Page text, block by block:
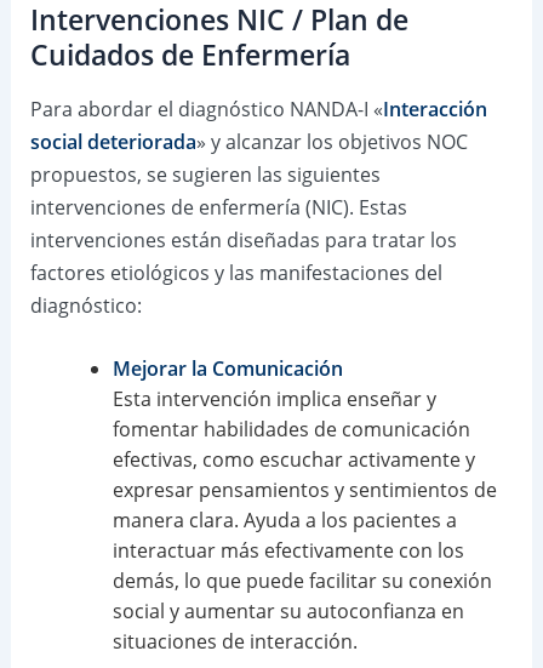
Intervenciones NIC / Plan de
Cuidados de Enfermería
Para abordar el diagnóstico NANDA-I «Interacción
social deteriorada» y alcanzar los objetivos NOC
propuestos, se sugieren las siguientes
intervenciones de enfermería (NIC). Estas
intervenciones están diseñadas para tratar los
factores etiológicos y las manifestaciones del
diagnóstico:
Mejorar la Comunicación
Esta intervención implica enseñar y
fomentar habilidades de comunicación
efectivas, como escuchar activamente y
expresar pensamientos y sentimientos de
manera clara. Ayuda a los pacientes a
interactuar más efectivamente con los
demás, lo que puede facilitar su conexión
social y aumentar su autoconfianza en
situaciones de interacción.